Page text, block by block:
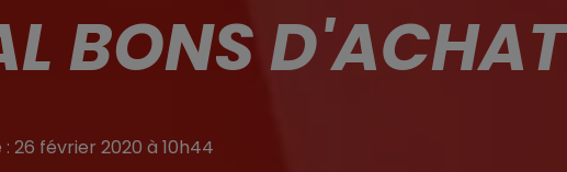
BONS D'ACHAT
: 26 février 2020 à 10h44